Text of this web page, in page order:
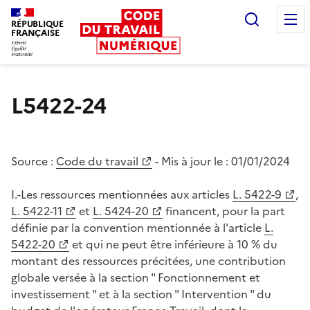
RÉPUBLIQUE
FRANÇAISE
L5422-24
Source : Code du travail - Mis à jour le : 01/01/2024
I.-Les ressources mentionnées aux articles L. 5422-9
,
L. 5422-11
et L. 5424-20
financent, pour la part
définie par la convention mentionnée à l'article L.
5422-20
et qui ne peut être inférieure à 10 % du
montant des ressources précitées, une contribution
globale versée à la section " Fonctionnement et
investissement " et à la section " Intervention " du